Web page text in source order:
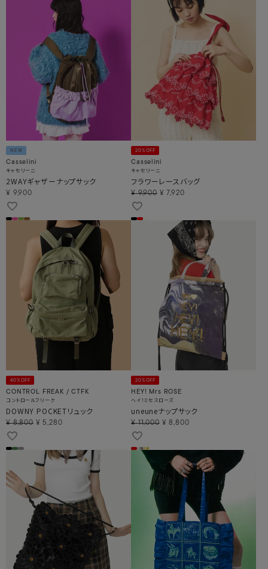
NEW
Casselini
キャセリーニ
2WAYギャザーナップサック
¥ 9,900
20%OFF
Casselini
キャセリーニ
フラワーレースバッグ
¥ 9,900 ¥ 7,920
40%OFF
CONTROL FREAK / CTFK
コントロールフリーク
DOWNY POCKETリュック
¥ 8,800 ¥ 5,280
20%OFF
HEY! Mrs ROSE
ヘイ！ミセスローズ
uneuneナップサック
¥ 11,000 ¥ 8,800